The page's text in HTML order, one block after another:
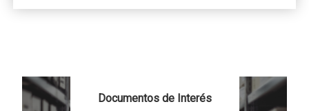
Documentos de Interés